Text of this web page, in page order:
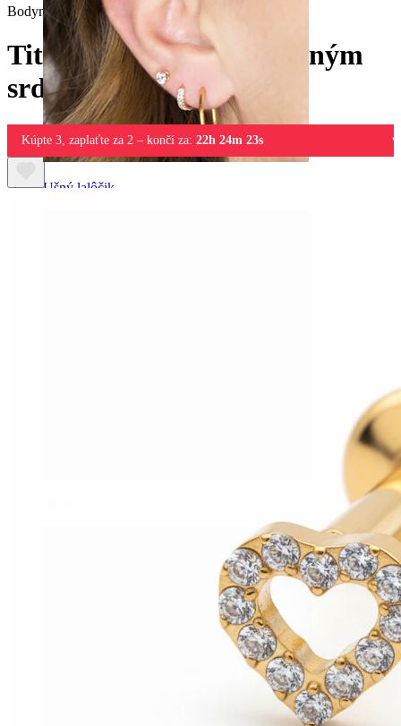
Ušný lalôčik
Bodymod Premium
Titanová labreta s ozdobným
srdiečkom
Kúpte 3, zaplaťte za 2 – končí za: 22h 24m 23s